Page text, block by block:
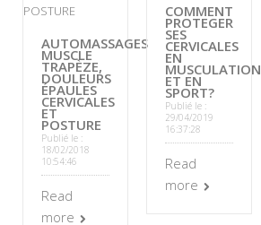
AUTOMASSAGES
MUSCLE
TRAPÈZE,
DOULEURS
ÉPAULES
CERVICALES
ET
POSTURE
Publié le :
18/02/2018
10:54:46
Read
more
COMMENT
PROTEGER
SES
CERVICALES
EN
MUSCULATION
ET EN
SPORT?
Publié le :
29/04/2019
16:37:28
Read
more